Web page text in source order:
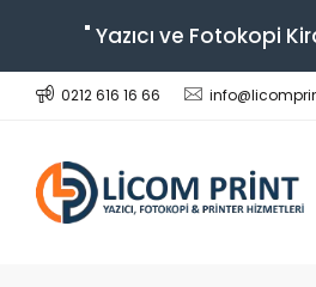
" Yazıcı ve Fotokopi
0212 616 16 66